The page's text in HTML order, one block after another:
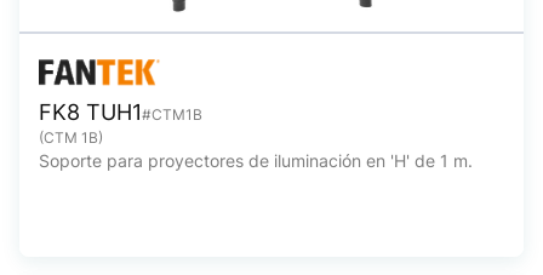
FK8 TUH1#CTM1B
(CTM 1B)
Soporte para proyectores de iluminación en 'H' de 1 m.